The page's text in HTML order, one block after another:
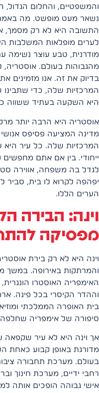
והמשפטיים, והחלום
נשאר מעט מופשט. מה באמת
התשובה היא לא רק מסמך,
לערים מופלאות המשלבות
מודרנית, טבע עוצר נשימה
מהגבוהות בעולם.
בדיוק את זה. אנו מזמינים
המרכזיות שלה, כדי
היא השקעה בעתיד ששווה
אוסטריה היא הרבה יותר מרק
מדינה המציעה פסיפס
המרכזיות שלה. כל עיר היא
ייחודי. בין אם אתם מחפשים
לגדל בה משפחה, אווירה
יפהפה לקרוא לו בית,
הערים הללו.
וינה: הבירה
מפסיקה
וינה היא לא רק בירת
והמרתקות באירופה. במשך
האימפריה האוסטרו
וההדר הקיסרי בכל פינה.
בית האופרה הממלכתי
סיפורה של אימפריה
אך וינה היא לא עיר שקפאה
מדורגת באופן קבוע כאחת
בעולם. מערכת תחבורה
רחבי ידיים, מערכת חינוך
אישי גבוהה הופכים אותה